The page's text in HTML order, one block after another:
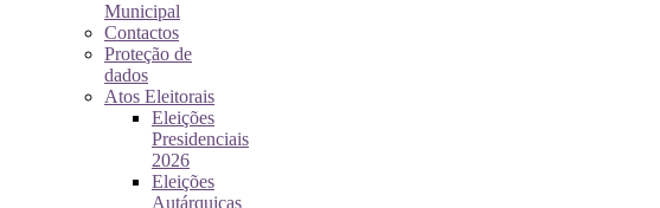
Municipal
Contactos
Proteção de
dados
Atos Eleitorais
Eleições
Presidenciais
2026
Eleições
Autárquicas